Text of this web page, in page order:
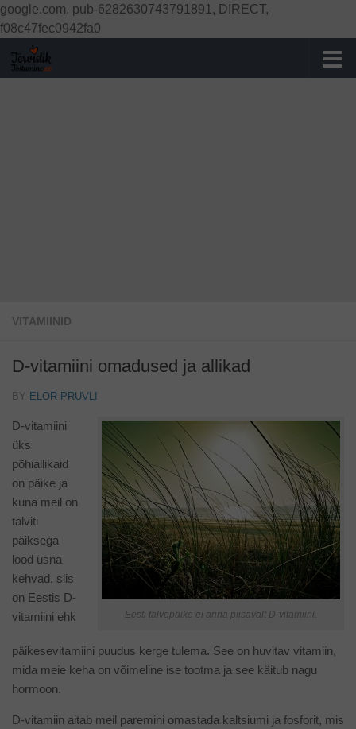
google.com, pub-6282630743791891, DIRECT,
f08c47fec0942fa0
Skip to content
VITAMIINID
D-vitamiini omadused ja allikad
BY ELOR PRUVLI
Eesti talvepäike ei anna piisavalt D-vitamiini.
D-vitamiini
üks
põhiallikaid
on päike ja
kuna meil on
talviti
päiksega
lood üsna
kehvad, siis
on Eestis D-
vitamiini ehk
päikesevitamiini puudus kerge tulema. See on huvitav vitamiin,
mida meie keha on võimeline ise tootma ja see käitub nagu
hormoon.
D-vitamiin aitab meil paremini omastada kaltsiumi ja fosforit, mis